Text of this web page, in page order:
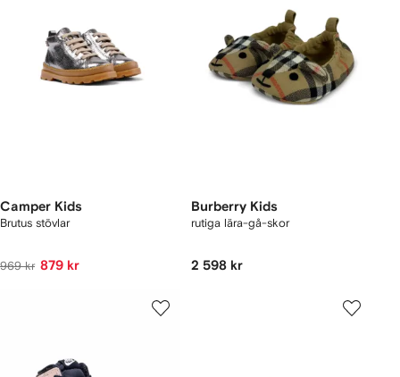
Camper Kids
Brutus stövlar
969 kr 879 kr
Burberry Kids
rutiga lära-gå-skor
2 598 kr